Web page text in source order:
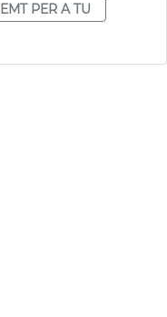
EMT PER A TU